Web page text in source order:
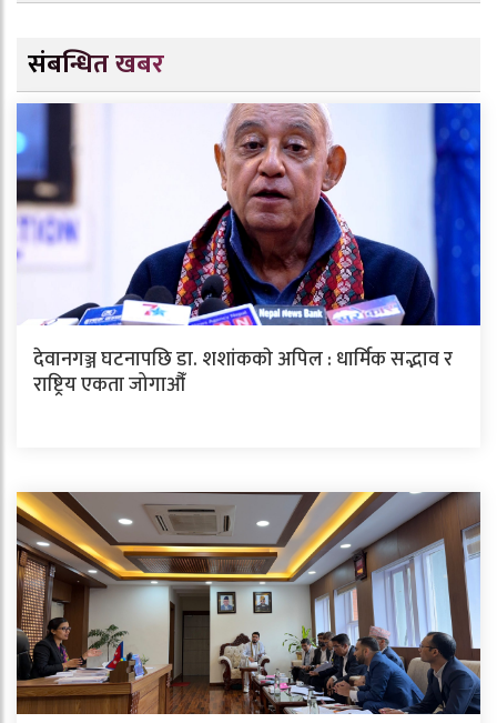
संबन्धित खबर
देवानगञ्ज घटनापछि डा. शशांककाे अपिल : धार्मिक सद्भाव र
राष्ट्रिय एकता जोगाऔँ